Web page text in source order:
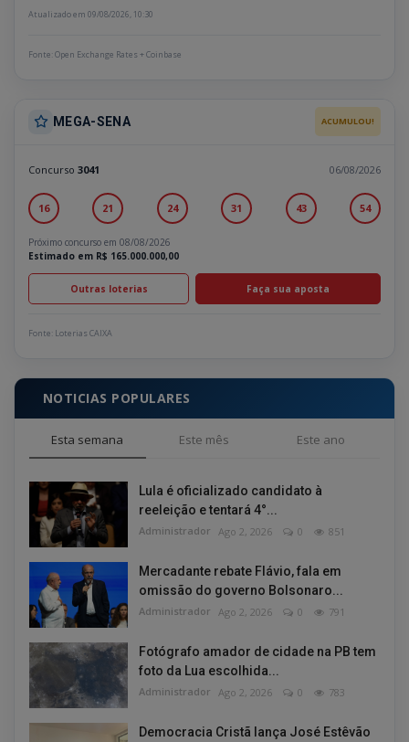
Atualizado em 09/08/2026, 10:30
Fonte: Open Exchange Rates + Coinbase
MEGA-SENA ACUMULOU!
Concurso 3041 06/08/2026
16 21 24 31 43 54
Próximo concurso em 08/08/2026
Estimado em R$ 165.000.000,00
Outras loterias Faça sua aposta
Fonte: Loterias CAIXA
NOTICIAS POPULARES
Esta semana Este mês Este ano
Lula é oficializado candidato à
reeleição e tentará 4°...
Administrador Ago 2, 2026 0 851
Mercadante rebate Flávio, fala em
omissão do governo Bolsonaro...
Administrador Ago 2, 2026 0 791
Fotógrafo amador de cidade na PB tem
foto da Lua escolhida...
Administrador Ago 2, 2026 0 783
Democracia Cristã lança José Estêvão